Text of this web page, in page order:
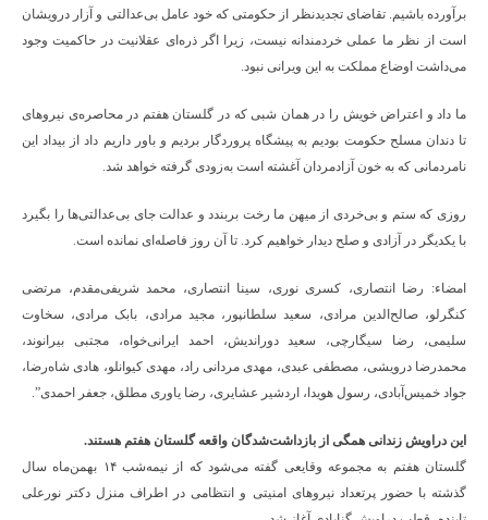
برآورده باشیم. تقاضای تجدیدنظر از حکومتی که خود عامل بی‌عدالتی و آزار درویشان
است از نظر ما عملی خردمندانه نیست، زیرا اگر ذره‌ای عقلانیت در حاکمیت وجود
می‌داشت اوضاع مملکت به این ویرانی نبود.
ما داد و اعتراض خویش را در همان شبی که در گلستان هفتم در محاصره‌ی نیروهای
تا دندان مسلح حکومت بودیم به پیشگاه پروردگار بردیم و باور داریم داد از بیداد این
نامردمانی که به خون آزادمردان آغشته است به‌زودی گرفته خواهد شد.
روزی که ستم و بی‌خردی از میهن ما رخت بربندد و عدالت جای بی‌عدالتی‌ها را بگیرد
با یکدیگر در آزادی و صلح دیدار خواهیم کرد. تا آن روز فاصله‌ای نمانده است.
امضاء: رضا انتصاری، کسری نوری، سینا انتصاری، محمد شریفی‌مقدم، مرتضی
کنگرلو، صالح‌الدین مرادی، سعید سلطانپور، مجید مرادی، بابک مرادی، سخاوت
سلیمی، رضا سیگارچی، سعید دوراندیش، احمد ایرانی‌خواه، مجتبی بیرانوند،
محمدرضا درویشی، مصطفی عبدی، مهدی مردانی راد، مهدی کیوانلو، هادی شاه‌رضا،
جواد خمیس‌آبادی، رسول هویدا، اردشیر عشایری، رضا یاوری مطلق، جعفر احمدی”.
این دراویش زندانی همگی از بازداشت‌شدگان واقعه گلستان هفتم هستند.
گلستان هفتم به مجموعه وقایعی گفته می‌شود که از نیمه‌شب ۱۴ بهمن‌ماه سال
گذشته با حضور پرتعداد نیروهای امنیتی و انتظامی در اطراف منزل دکتر نورعلی